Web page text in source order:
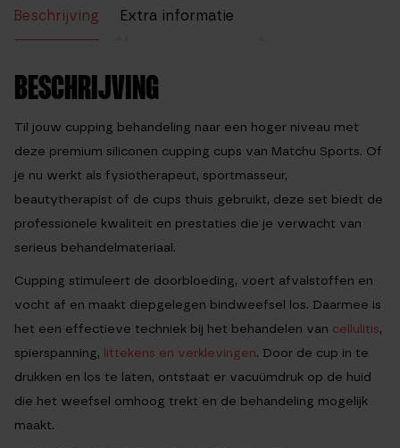
Beschrijving
Extra informatie
BESCHRIJVING
Til jouw cupping behandeling naar een hoger niveau met
deze premium siliconen cupping cups van Matchu Sports. Of
je nu werkt als fysiotherapeut, sportmasseur,
beautytherapist of de cups thuis gebruikt, deze set biedt de
professionele kwaliteit en prestaties die je verwacht van
serieus behandelmateriaal.
Cupping stimuleert de doorbloeding, voert afvalstoffen en
vocht af en maakt diepgelegen bindweefsel los. Daarmee is
het een effectieve techniek bij het behandelen van cellulitis,
spierspanning, littekens en verklevingen. Door de cup in te
drukken en los te laten, ontstaat er vacuümdruk op de huid
die het weefsel omhoog trekt en de behandeling mogelijk
maakt.